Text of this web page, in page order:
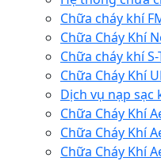
Chữa cháy khí
Chữa Cháy Khí
Chữa cháy khí S-
Chữa Cháy Khí
Dịch vụ nạp sạc
Chữa Cháy Khí
Chữa Cháy Khí
Chữa Cháy Khí